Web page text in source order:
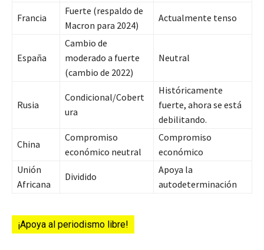
Francia
Fuerte (respaldo de
Macron para 2024)
Actualmente tenso
España
Cambio de
moderado a fuerte
(cambio de 2022)
Neutral
Rusia
Condicional/Cobert
ura
Históricamente
fuerte, ahora se está
debilitando.
China
Compromiso
económico neutral
Compromiso
económico
Unión
Africana
Dividido
Apoya la
autodeterminación
¡Apoya al periodismo libre!